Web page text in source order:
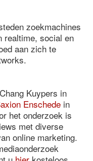
zoekmachines
realtime, social en
aan zich te
Kuypers in
Enschede in
het onderzoek is
met diverse
online marketing.